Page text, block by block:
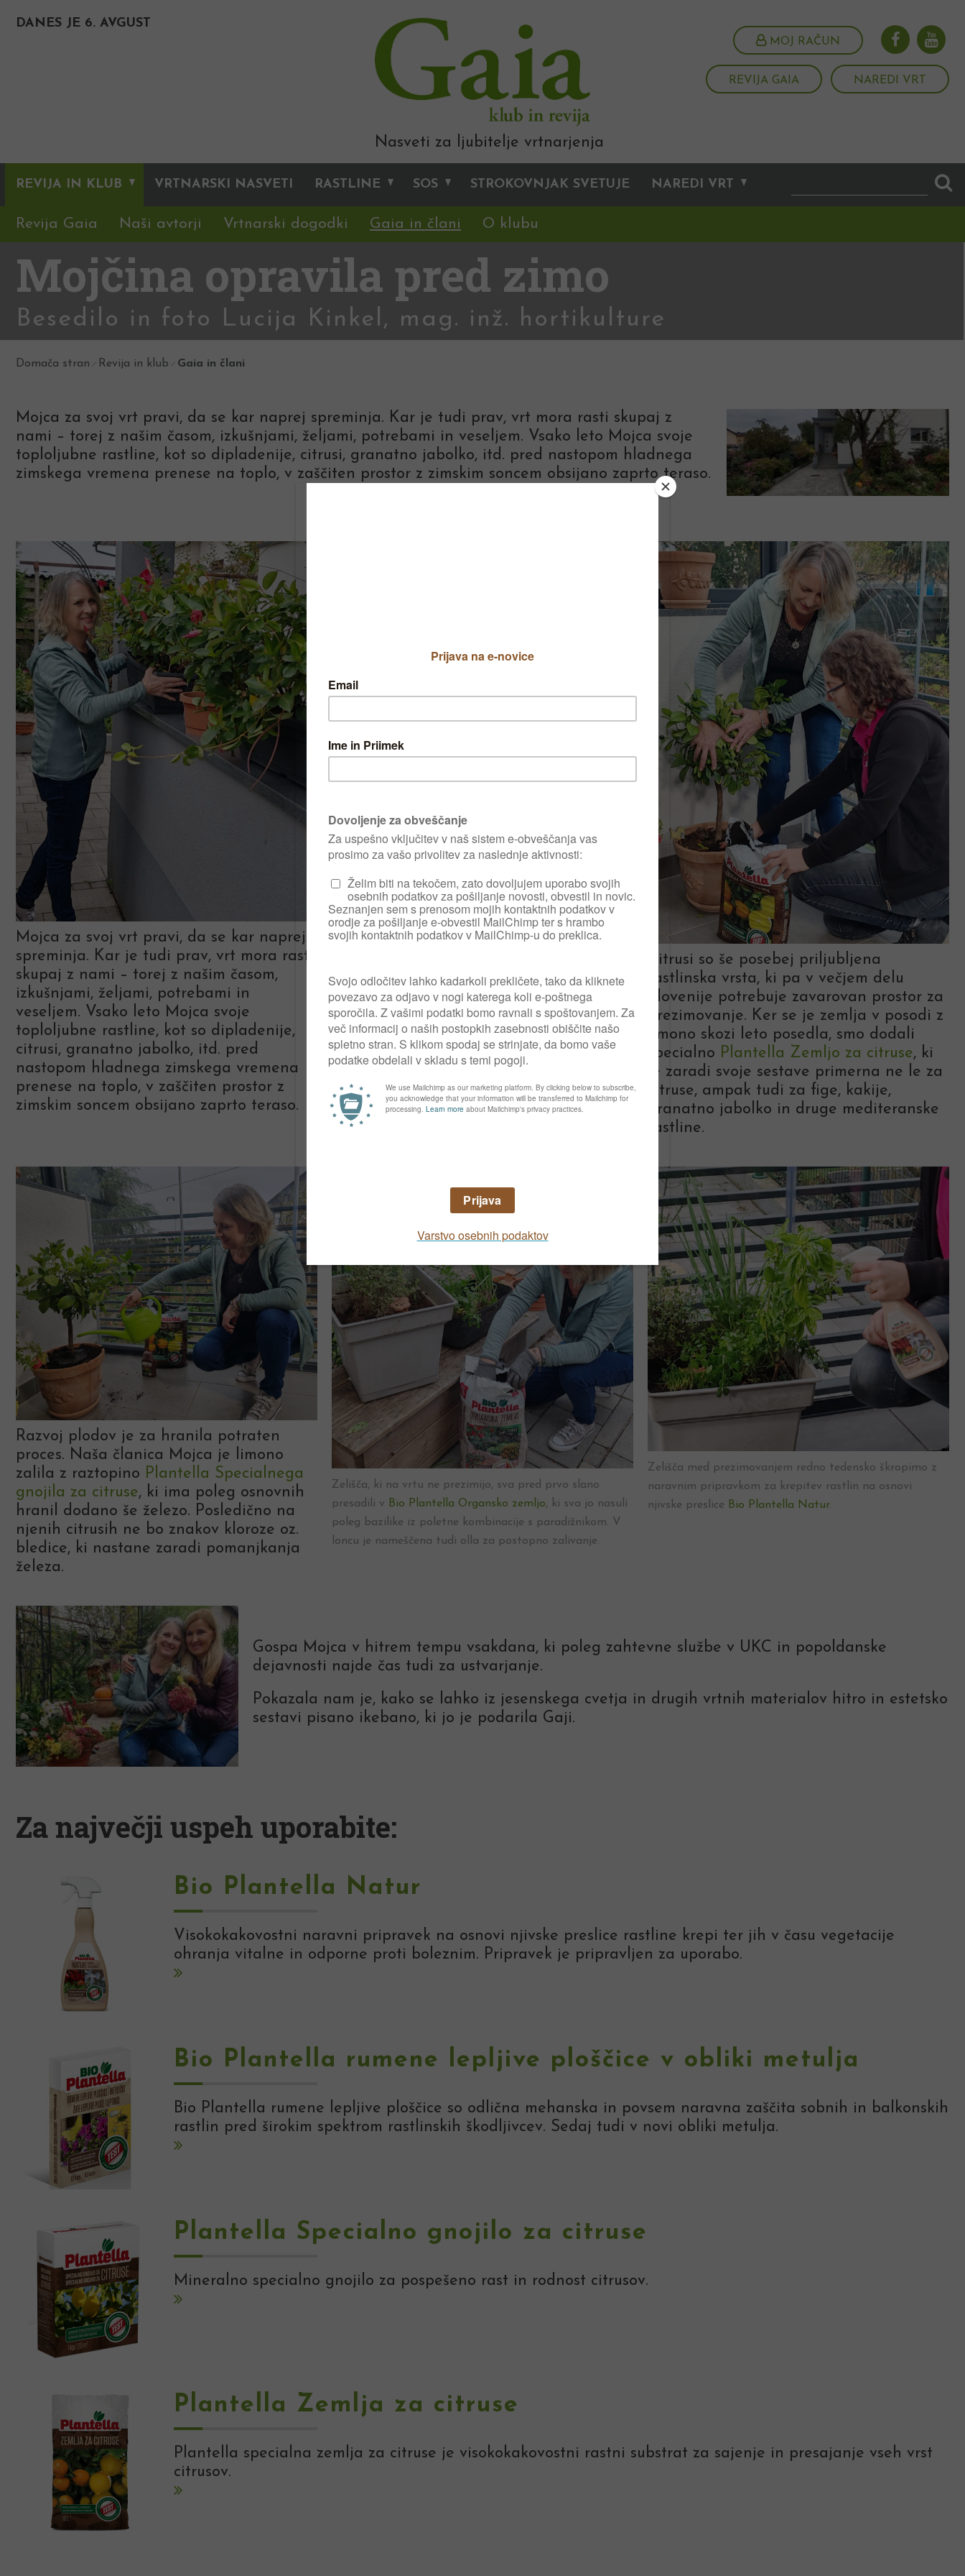
DANES JE 6. AVGUST
MOJ RAČUN
REVIJA GAIA NAREDI VRT
Nasveti za ljubitelje vrtnarjenja
REVIJA IN KLUB VRTNARSKI NASVETI RASTLINE SOS STROKOVNJAK SVETUJE NAREDI VRT
Revija Gaia Naši avtorji Vrtnarski dogodki Gaia in člani O klubu
Mojčina opravila pred zimo
Besedilo in foto Lucija Kinkel, mag. inž. hortikulture
Domača stran Revija in klub Gaia in člani
Mojca za svoj vrt pravi, da se kar naprej spreminja. Kar je tudi prav, vrt mora rasti skupaj z
nami – torej z našim časom, izkušnjami, željami, potrebami in veseljem. Vsako leto Mojca svoje
toploljubne rastline, kot so dipladenije, citrusi, granatno jabolko, itd. pred nastopom hladnega
zimskega vremena prenese na toplo, v zaščiten prostor z zimskim soncem obsijano zaprto teraso.
Mojca za svoj vrt pravi, da se kar naprej
spreminja. Kar je tudi prav, vrt mora rasti
skupaj z nami – torej z našim časom,
izkušnjami, željami, potrebami in
veseljem. Vsako leto Mojca svoje
toploljubne rastline, kot so dipladenije,
citrusi, granatno jabolko, itd. pred
nastopom hladnega zimskega vremena
prenese na toplo, v zaščiten prostor z
zimskim soncem obsijano zaprto teraso.
prezimovanje, smo jih temeljito
pregledali, da niso na njih prisotni
škodljivci ali znaki okužb z boleznimi. V
lonce rastlin sva preventivno namestili
Bio Plantella Rumene lepljive ploščice v
obliki metuljčkov. S svojo posebno
rumeno barvo bodo pritegnili škodljivce,
ki sicer lahko v zavetnih prostorih povsem
uničijo rastline do pomladi.
Citrusi so še posebej priljubljena
rastlinska vrsta, ki pa v večjem delu
Slovenije potrebuje zavarovan prostor za
prezimovanje. Ker se je zemlja v posodi z
limono skozi leto posedla, smo dodali
specialno Plantella Zemljo za citruse, ki
je zaradi svoje sestave primerna ne le za
citruse, ampak tudi za fige, kakije,
granatno jabolko in druge mediteranske
rastline.
Razvoj plodov je za hranila potraten
proces. Naša članica Mojca je limono
zalila z raztopino Plantella Specialnega
gnojila za citruse, ki ima poleg osnovnih
hranil dodano še železo. Posledično na
njenih citrusih ne bo znakov kloroze oz.
bledice, ki nastane zaradi pomanjkanja
železa.
Zelišča, ki na vrtu ne prezimijo, sva pred prvo slano
presadili v Bio Plantella Organsko zemljo, ki sva jo nasuli
poleg bazilike iz poletne kombinacije s paradižnikom. V
loncu je nameščena tudi olla za postopno zalivanje.
Zelišča med prezimovanjem redno tedensko škropimo z
naravnim pripravkom za krepitev rastlin na osnovi
njivske preslice Bio Plantella Natur.
Gospa Mojca v hitrem tempu vsakdana, ki poleg zahtevne službe v UKC in popoldanske
dejavnosti najde čas tudi za ustvarjanje.
Pokazala nam je, kako se lahko iz jesenskega cvetja in drugih vrtnih materialov hitro in estetsko
sestavi pisano ikebano, ki jo je podarila Gaji.
Za največji uspeh uporabite:
Bio Plantella Natur
Visokokakovostni naravni pripravek na osnovi njivske preslice rastline krepi ter jih v času vegetacije
ohranja vitalne in odporne proti boleznim. Pripravek je pripravljen za uporabo.
Bio Plantella rumene lepljive ploščice v obliki metulja
Bio Plantella rumene lepljive ploščice so odlična mehanska in povsem naravna zaščita sobnih in balkonskih
rastlin pred širokim spektrom rastlinskih škodljivcev. Sedaj tudi v novi obliki metulja.
Plantella Specialno gnojilo za citruse
Mineralno specialno gnojilo za pospešeno rast in rodnost citrusov.
Plantella Zemlja za citruse
Plantella specialna zemlja za citruse je visokokakovostni rastni substrat za sajenje in presajanje vseh vrst
citrusov.